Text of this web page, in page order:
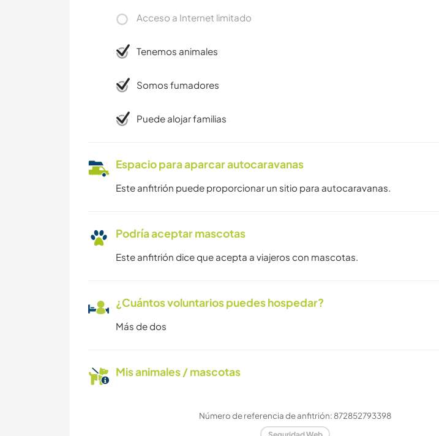
Acceso a Internet limitado
Tenemos animales
Somos fumadores
Puede alojar familias
Espacio para aparcar autocaravanas
Este anfitrión puede proporcionar un sitio para autocaravanas.
Podría aceptar mascotas
Este anfitrión dice que acepta a viajeros con mascotas.
¿Cuántos voluntarios puedes hospedar?
Más de dos
Mis animales / mascotas
Número de referencia de anfitrión: 872852793398